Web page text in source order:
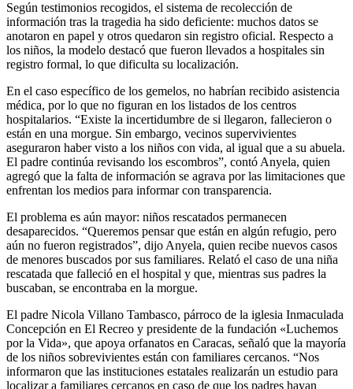
Según testimonios recogidos, el sistema de recolección de
información tras la tragedia ha sido deficiente: muchos datos se
anotaron en papel y otros quedaron sin registro oficial. Respecto a
los niños, la modelo destacó que fueron llevados a hospitales sin
registro formal, lo que dificulta su localización.
En el caso específico de los gemelos, no habrían recibido asistencia
médica, por lo que no figuran en los listados de los centros
hospitalarios. “Existe la incertidumbre de si llegaron, fallecieron o
están en una morgue. Sin embargo, vecinos supervivientes
aseguraron haber visto a los niños con vida, al igual que a su abuela.
El padre continúa revisando los escombros”, contó Anyela, quien
agregó que la falta de información se agrava por las limitaciones que
enfrentan los medios para informar con transparencia.
El problema es aún mayor: niños rescatados permanecen
desaparecidos. “Queremos pensar que están en algún refugio, pero
aún no fueron registrados”, dijo Anyela, quien recibe nuevos casos
de menores buscados por sus familiares. Relató el caso de una niña
rescatada que falleció en el hospital y que, mientras sus padres la
buscaban, se encontraba en la morgue.
El padre Nicola Villano Tambasco, párroco de la iglesia Inmaculada
Concepción en El Recreo y presidente de la fundación «Luchemos
por la Vida», que apoya orfanatos en Caracas, señaló que la mayoría
de los niños sobrevivientes están con familiares cercanos. “Nos
informaron que las instituciones estatales realizarán un estudio para
localizar a familiares cercanos en caso de que los padres hayan